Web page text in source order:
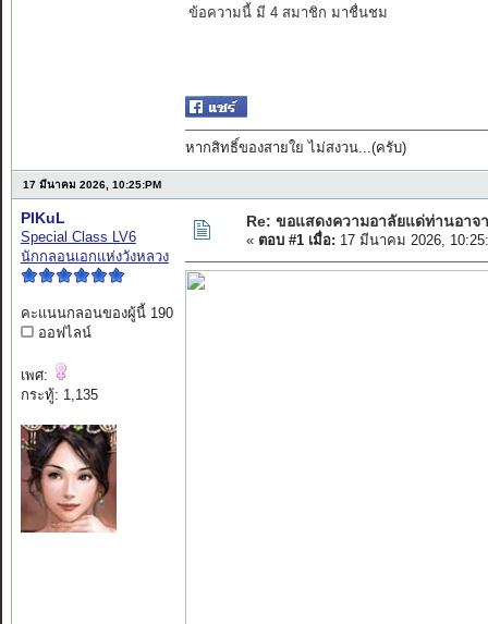
ข้อความนี้ มี 4 สมาชิก มาชื่นชม
หากสิทธิ์ของสายใย ไม่สงวน...(ครับ)
17 มีนาคม 2026, 10:25:PM
PIKuL
Special Class LV6
นักกลอนเอกแห่งวังหลวง
คะแนนกลอนของผู้นี้ 190
ออฟไลน์
เพศ:
กระทู้: 1,135
Re: ขอแสดงความอาลัยแด่ท่านอาจ
« ตอบ #1 เมื่อ: 17 มีนาคม 2026,